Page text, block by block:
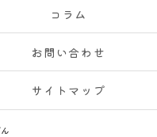
コラム
お問い合わせ
サイトマップ